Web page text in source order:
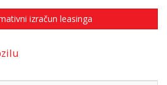
izračun leasinga